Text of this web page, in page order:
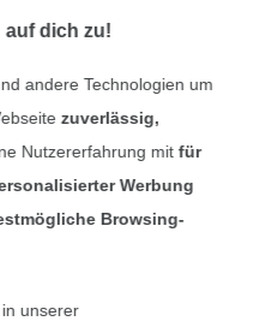
auf dich zu!
andere Technologien um
zuverlässig,
Nutzererfahrung mitfür
Werbung
Browsing-
unserer